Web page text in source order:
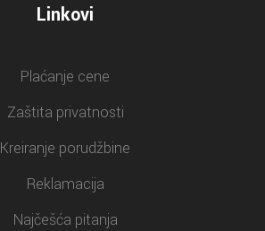
Linkovi
Plaćanje cene
Zaštita privatnosti
Kreiranje porudžbine
Reklamacija
Najčešća pitanja